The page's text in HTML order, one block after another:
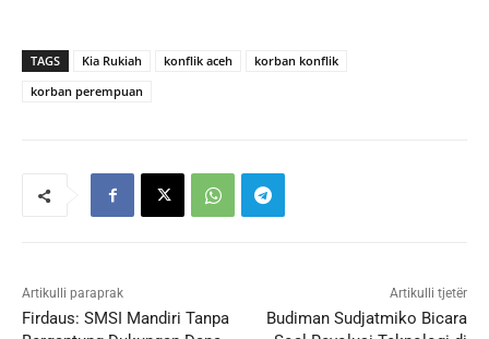
TAGS Kia Rukiah konflik aceh
korban konflik
korban perempuan
Artikulli paraprak
Firdaus: SMSI Mandiri Tanpa
Artikulli tjetër
Budiman Sudjatmiko Bicara